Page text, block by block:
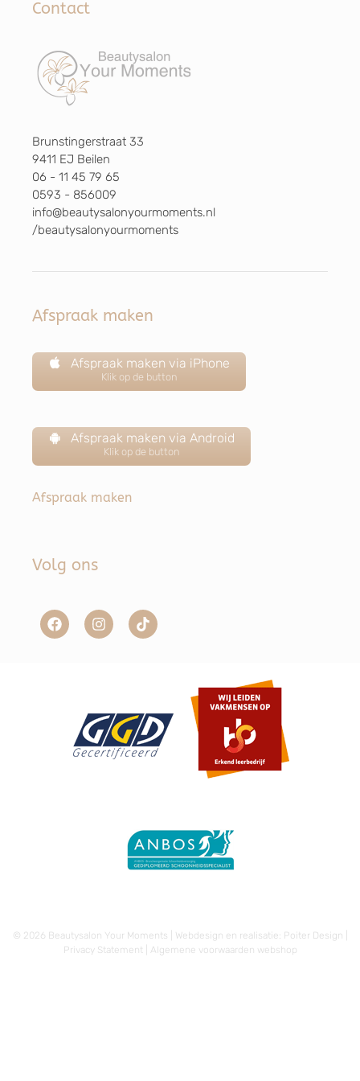
Contact
Brunstingerstraat 33
9411 EJ Beilen
06 - 11 45 79 65
0593 - 856009
info@beautysalonyourmoments.nl
/beautysalonyourmoments
Afspraak maken
Afspraak maken via iPhone
Klik op de button
Afspraak maken via Android
Klik op de button
Afspraak maken
Volg ons
© 2026 Beautysalon Your Moments | Webdesign en realisatie: Poiter Design
Privacy Statement| Algemene voorwaarden webshop